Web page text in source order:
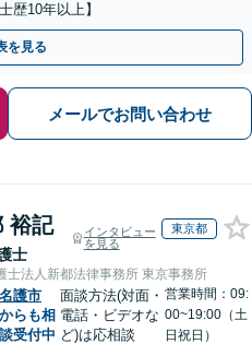
歴10年以上】
を見る
メールでお問い合わせ
裕記
士
インタビュー
を見る
東京都
士法人新都法律事務所 東京事務所
名護市
からも相
談受付中
面談方法(対面・
電話・ビデオな
ど)は応相談
営業時間：09:
00~19:00（土
日祝日）